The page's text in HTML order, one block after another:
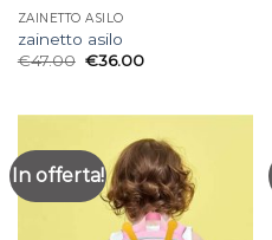
ZAINETTO ASILO
zainetto asilo
€47.00 €36.00
In offerta!